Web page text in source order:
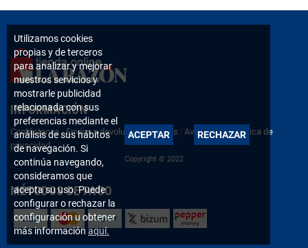
INFORMACIÓN
Contáctanos |Envíos y devoluciones|FAQs | Aviso legal|Política de
privacidad
Copyright © 2022
MÉTODOS DE PAGO
Utilizamos cookies
propias y de terceros
para analizar y mejorar
nuestros servicios y
mostrarle publicidad
relacionada con sus
preferencias mediante el
análisis de sus hábitos
de navegación. Si
continúa navegando,
consideramos que
acepta su uso. Puede
configurar o rechazar la
configuración u obtener
más información aquí.
ACEPTAR RECHAZAR